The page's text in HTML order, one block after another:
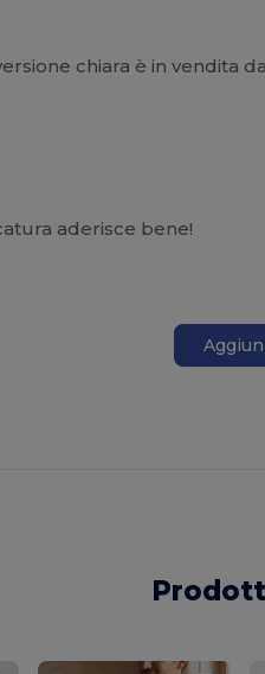
chiara è in vendita
aderisce bene!